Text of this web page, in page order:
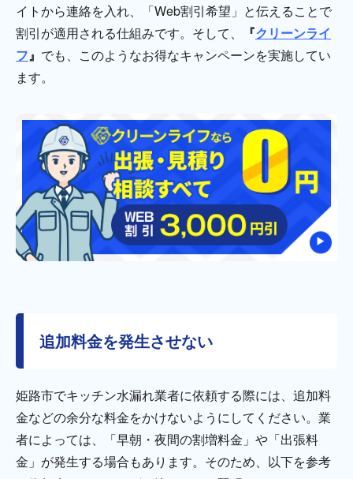
イトから連絡を入れ、「Web割引希望」と伝えることで
割引が適用される仕組みです。そして、
『クリーンライ
フ』 でも、このようなお得なキャンペーンを実施してい
ます。
追加料金を発生させない
姫路市でキッチン水漏れ業者に依頼する際には、追加料
金などの余分な料金をかけないようにしてください。業
者によっては、「早朝・夜間の割増料金」や「出張料
金」が発生する場合もあります。そのため、以下を参考